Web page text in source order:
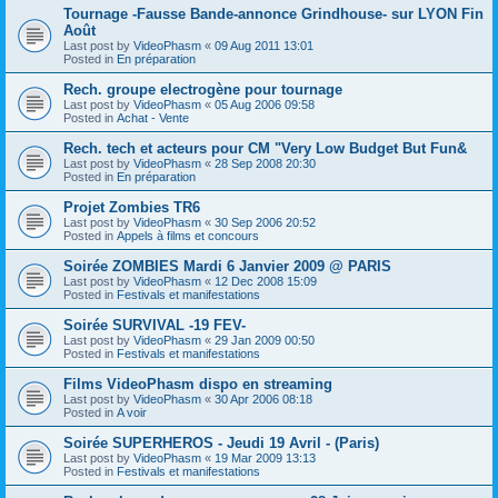
Tournage -Fausse Bande-annonce Grindhouse- sur LYON Fin
Août
Last post by VideoPhasm « 09 Aug 2011 13:01
Posted in En préparation
Rech. groupe electrogène pour tournage
Last post by VideoPhasm « 05 Aug 2006 09:58
Posted in Achat - Vente
Rech. tech et acteurs pour CM "Very Low Budget But Fun&
Last post by VideoPhasm « 28 Sep 2008 20:30
Posted in En préparation
Projet Zombies TR6
Last post by VideoPhasm « 30 Sep 2006 20:52
Posted in Appels à films et concours
Soirée ZOMBIES Mardi 6 Janvier 2009 @ PARIS
Last post by VideoPhasm « 12 Dec 2008 15:09
Posted in Festivals et manifestations
Soirée SURVIVAL -19 FEV-
Last post by VideoPhasm « 29 Jan 2009 00:50
Posted in Festivals et manifestations
Films VideoPhasm dispo en streaming
Last post by VideoPhasm « 30 Apr 2006 08:18
Posted in A voir
Soirée SUPERHEROS - Jeudi 19 Avril - (Paris)
Last post by VideoPhasm « 19 Mar 2009 13:13
Posted in Festivals et manifestations